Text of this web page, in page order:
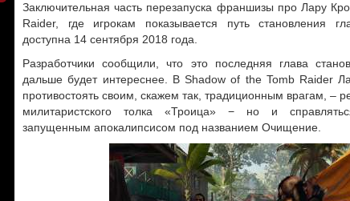
Заключительная часть перезапуска франшизы про Лару
Raider, где игрокам показывается путь становления
доступна 14 сентября 2018 года.
Разработчики сообщили, что это последняя глава
дальше будет интереснее. В Shadow of the Tomb Raider
противостоять своим, скажем так, традиционным врагам, –
милитаристского толка «Троица» − но и
запущенным апокалипсисом под названием Очищение.